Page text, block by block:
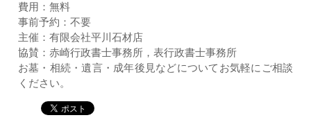
費用：無料
事前予約：不要
主催：有限会社平川石材店
協賛：赤崎行政書士事務所，表行政書士事務所
お墓・相続・遺言・成年後見などについてお気軽にご相談
ください。